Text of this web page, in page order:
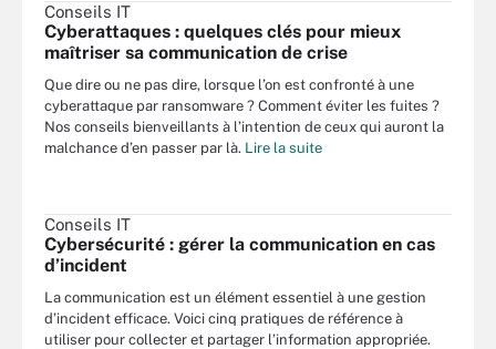
Conseils IT
Cyberattaques : quelques clés pour mieux
maîtriser sa communication de crise
Que dire ou ne pas dire, lorsque l’on est confronté à une
cyberattaque par ransomware ? Comment éviter les fuites ?
Nos conseils bienveillants à l’intention de ceux qui auront la
malchance d’en passer par là. Lire la suite
Conseils IT
Cybersécurité : gérer la communication en cas
d’incident
La communication est un élément essentiel à une gestion
d’incident efficace. Voici cinq pratiques de référence à
utiliser pour collecter et partager l’information appropriée.